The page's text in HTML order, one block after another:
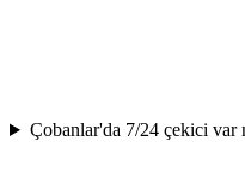
Çobanlar'da 7/24 çekici var